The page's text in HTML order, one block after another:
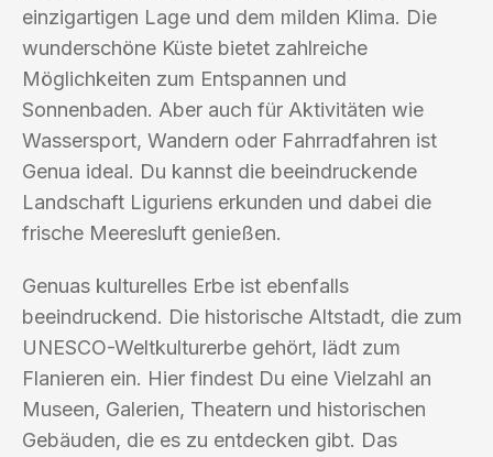
einzigartigen Lage und dem milden Klima. Die
wunderschöne Küste bietet zahlreiche
Möglichkeiten zum Entspannen und
Sonnenbaden. Aber auch für Aktivitäten wie
Wassersport, Wandern oder Fahrradfahren ist
Genua ideal. Du kannst die beeindruckende
Landschaft Liguriens erkunden und dabei die
frische Meeresluft genießen.
Genuas kulturelles Erbe ist ebenfalls
beeindruckend. Die historische Altstadt, die zum
UNESCO-Weltkulturerbe gehört, lädt zum
Flanieren ein. Hier findest Du eine Vielzahl an
Museen, Galerien, Theatern und historischen
Gebäuden, die es zu entdecken gibt. Das